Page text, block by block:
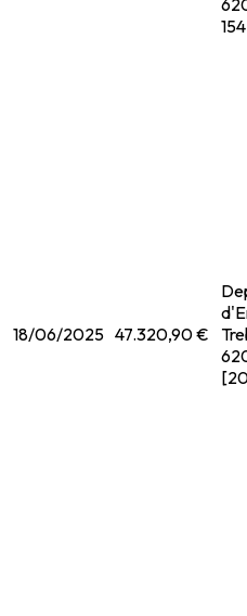
18/06/2025 47.320,90 €